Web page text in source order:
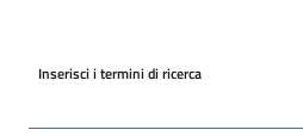
Inserisci i termini di ricerca